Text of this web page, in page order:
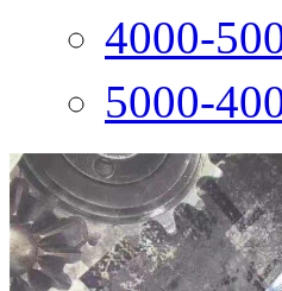
4000-
5000-